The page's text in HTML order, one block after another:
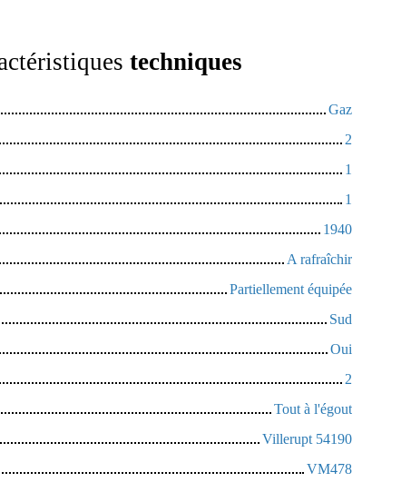
techniques
Gaz
2
1
1
1940
A rafraîchir
Partiellement équipée
Sud
Oui
2
Tout à l'égout
Villerupt 54190
VM478